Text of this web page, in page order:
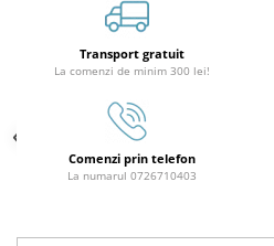
Transport gratuit
La comenzi de minim 300 lei!
Comenzi prin telefon
La numarul 0726710403